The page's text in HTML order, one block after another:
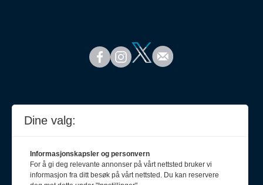
Dine valg:
Informasjonskapsler og personvern
For å gi deg relevante annonser på vårt nettsted bruker vi
informasjon fra ditt besøk på vårt nettsted. Du kan reservere